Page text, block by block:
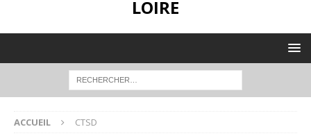
LOIRE
ACCUEIL CTSD